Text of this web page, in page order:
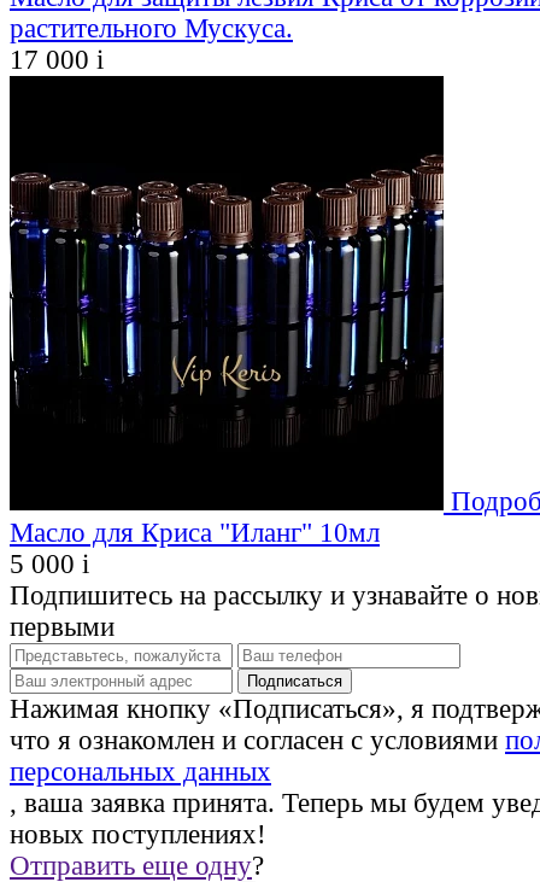
растительного Мускуса.
17 000 i
Масло для Криса "Иланг" 10мл
5 000 i
Подпишитесь на рассылку и узнавайте о
первыми
Нажимая кнопку «Подписаться», я
что я ознакомлен и согласен с условиями
персональных данных
, ваша заявка принята. Теперь мы будем
новых поступлениях!
Отправить еще одну?